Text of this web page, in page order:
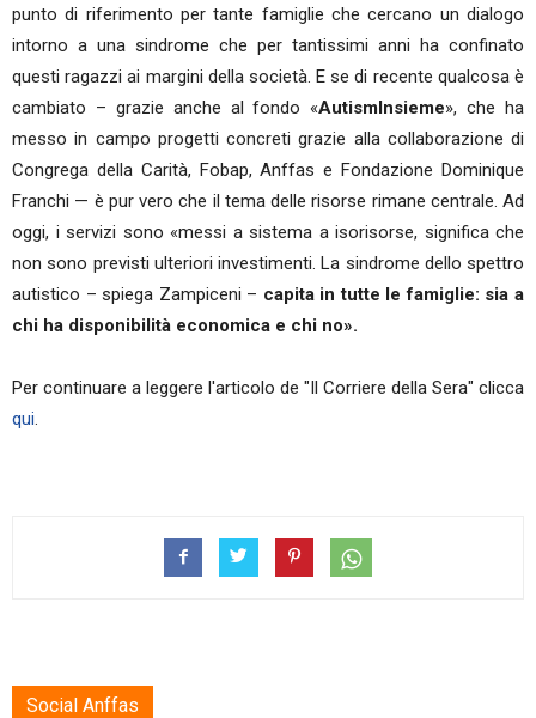
punto di riferimento per tante famiglie che cercano un dialogo
intorno a una sindrome che per tantissimi anni ha confinato
questi ragazzi ai margini della società. E se di recente qualcosa è
cambiato – grazie anche al fondo «AutismInsieme», che ha
messo in campo progetti concreti grazie alla collaborazione di
Congrega della Carità, Fobap, Anffas e Fondazione Dominique
Franchi — è pur vero che il tema delle risorse rimane centrale. Ad
oggi, i servizi sono «messi a sistema a isorisorse, significa che
non sono previsti ulteriori investimenti. La sindrome dello spettro
autistico – spiega Zampiceni – capita in tutte le famiglie: sia a
chi ha disponibilità economica e chi no».
Per continuare a leggere l'articolo de "Il Corriere della Sera" clicca
qui.
Social Anffas